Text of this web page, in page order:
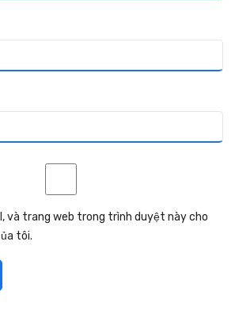
và trang web trong trình duyệt này cho
tôi.